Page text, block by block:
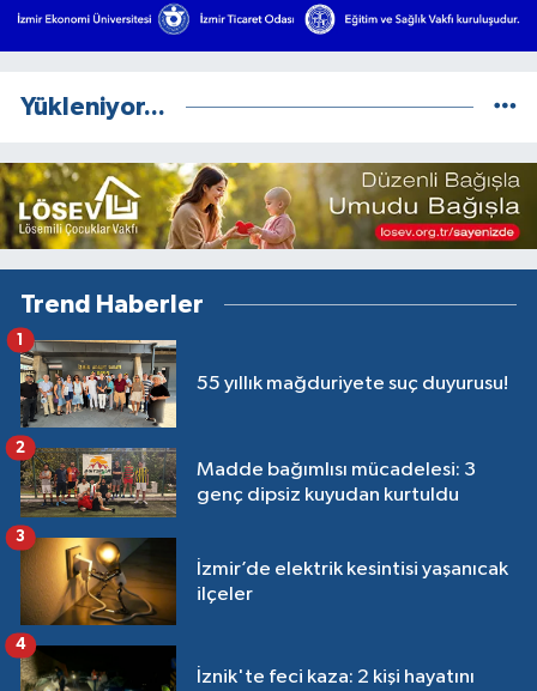
Yükleniyor...
Trend Haberler
55 yıllık mağduriyete suç duyurusu!
1
Madde bağımlısı mücadelesi: 3
genç dipsiz kuyudan kurtuldu
2
İzmir’de elektrik kesintisi yaşanıcak
ilçeler
3
İznik'te feci kaza: 2 kişi hayatını
4